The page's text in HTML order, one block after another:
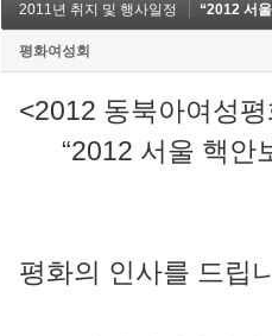
2011년 취지 및 행사일정 “2012 서울
평화여성회
<2012 동북아여성
“2012 서울 핵안
평화의 인사를 드립